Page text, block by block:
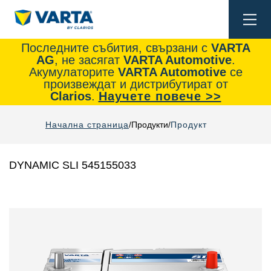
Последните събития, свързани с VARTA
AG, не засягат VARTA Automotive.
Акумулаторите VARTA Automotiveсе
произвеждат и дистрибутират от
Clarios. Научете повече >>
Начална страница Продукти Продукт
DYNAMIC SLI 545155033